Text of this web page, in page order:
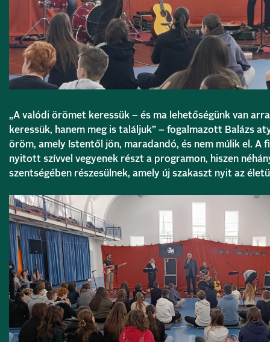
„A valódi örömet keressük – és ma lehetőségünk van
keressük, hanem meg is találjuk” – fogalmazott Balázs
öröm, amely Istentől jön, maradandó, és nem múlik el. A
nyitott szívvel vegyenek részt a programon, hiszen
szentségében részesülnek, amely új szakaszt nyit az